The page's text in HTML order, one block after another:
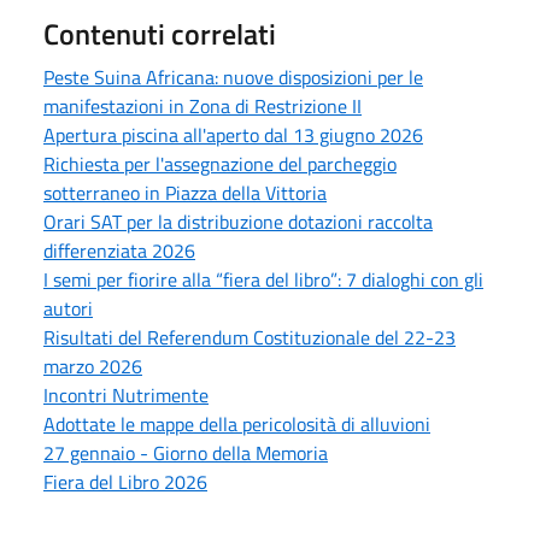
Contenuti correlati
Peste Suina Africana: nuove disposizioni per le
manifestazioni in Zona di Restrizione II
Apertura piscina all'aperto dal 13 giugno 2026
Richiesta per l'assegnazione del parcheggio
sotterraneo in Piazza della Vittoria
Orari SAT per la distribuzione dotazioni raccolta
differenziata 2026
I semi per fiorire alla “fiera del libro”: 7 dialoghi con gli
autori
Risultati del Referendum Costituzionale del 22-23
marzo 2026
Incontri Nutrimente
Adottate le mappe della pericolosità di alluvioni
27 gennaio - Giorno della Memoria
Fiera del Libro 2026